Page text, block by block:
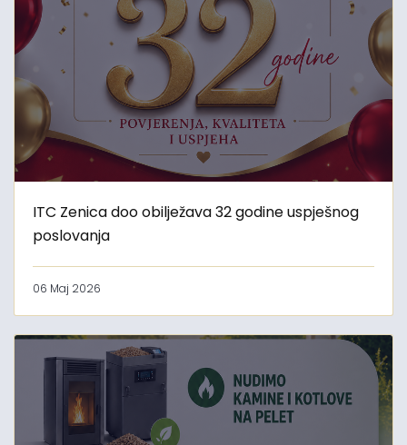
ITC Zenica doo obilježava 32 godine uspješnog
poslovanja
06 Maj 2026